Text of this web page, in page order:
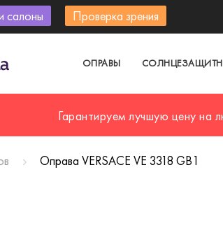
салоны Проверка зрения
ОПРАВЫ
Гарантируем лучшую цену на
Оправа VERSACE VE 3318 GB1